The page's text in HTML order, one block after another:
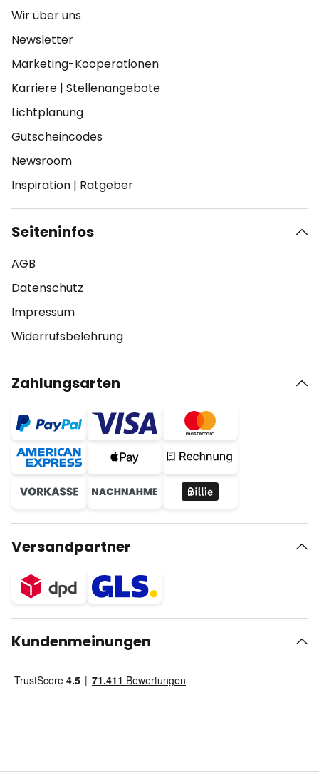
Wir über uns
Newsletter
Marketing-Kooperationen
Karriere | Stellenangebote
Lichtplanung
Gutscheincodes
Newsroom
Inspiration | Ratgeber
Seiteninfos
AGB
Datenschutz
Impressum
Widerrufsbelehrung
Zahlungsarten
Versandpartner
Kundenmeinungen